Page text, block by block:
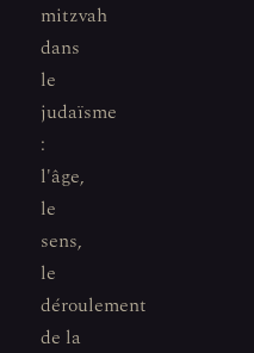
mitzvah
dans
le
judaïsme
:
l'âge,
le
sens,
le
déroulement
de la